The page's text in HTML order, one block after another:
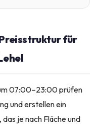
für
07:00–23:00 prüfen
und erstellen ein
je nach Fläche und